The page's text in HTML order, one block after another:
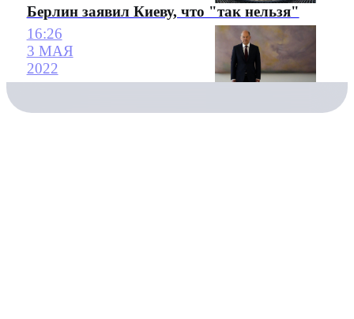
Берлин заявил Киеву, что "так нельзя"
16:26
3 МАЯ
2022